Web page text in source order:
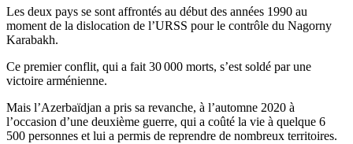
Les deux pays se sont affrontés au début des années 1990 au
moment de la dislocation de l’URSS pour le contrôle du Nagorny
Karabakh.
Ce premier conflit, qui a fait 30 000 morts, s’est soldé par une
victoire arménienne.
Mais l’Azerbaïdjan a pris sa revanche, à l’automne 2020 à
l’occasion d’une deuxième guerre, qui a coûté la vie à quelque 6
500 personnes et lui a permis de reprendre de nombreux territoires.